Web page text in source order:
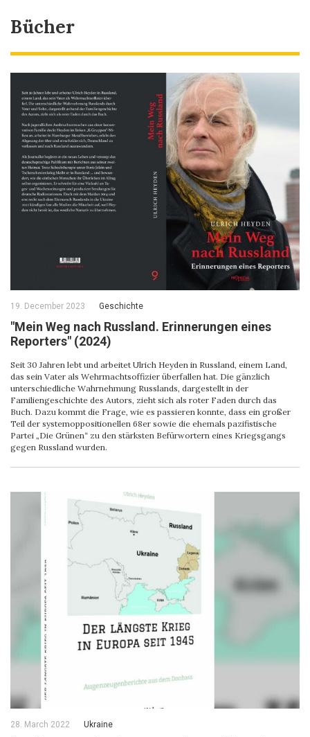
Bücher
19. December 2023 Geschichte
"Mein Weg nach Russland. Erinnerungen eines
Reporters" (2024)
Seit 30 Jahren lebt und arbeitet Ulrich Heyden in Russland, einem Land,
das sein Vater als Wehrmachtsoffizier überfallen hat. Die gänzlich
unterschiedliche Wahrnehmung Russlands, dargestellt in der
Familiengeschichte des Autors, zieht sich als roter Faden durch das
Buch. Dazu kommt die Frage, wie es passieren konnte, dass ein großer
Teil der systemoppositionellen 68er sowie die ehemals pazifistische
Partei „Die Grünen“ zu den stärksten Befürwortern eines Kriegsgangs
gegen Russland wurden.
28. March 2022 Ukraine